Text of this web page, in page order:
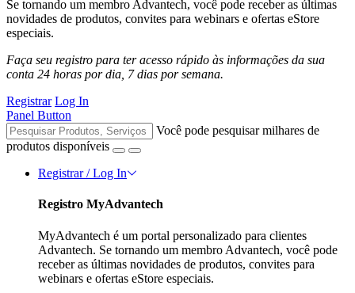
Se tornando um membro Advantech, você pode receber as últimas
novidades de produtos, convites para webinars e ofertas eStore
especiais.
Faça seu registro para ter acesso rápido às informações da sua
conta 24 horas por dia, 7 dias por semana.
Registrar Log In
Panel Button
Você pode pesquisar milhares de
produtos disponíveis
Registrar / Log In
Registro MyAdvantech
MyAdvantech é um portal personalizado para clientes
Advantech. Se tornando um membro Advantech, você pode
receber as últimas novidades de produtos, convites para
webinars e ofertas eStore especiais.